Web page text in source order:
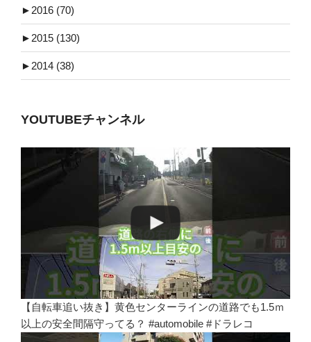
► 2016 (70)
► 2015 (130)
► 2014 (38)
YOUTUBEチャンネル
【自転車追い抜き】黄色センターラインの道路でも1.5ｍ
以上の安全間隔守ってる？ #automobile #ドラレコ